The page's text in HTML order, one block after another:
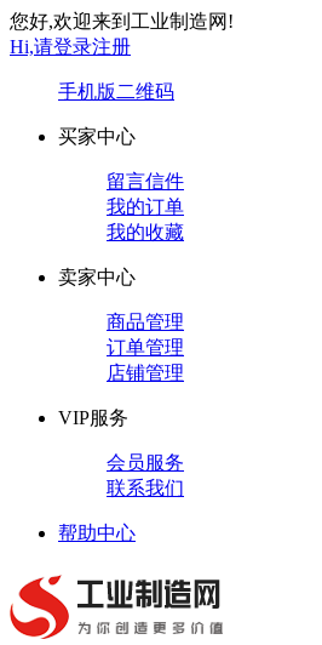
您好,欢迎来到工业制造网!
Hi,请登录注册
手机版 二维码
买家中心
留言信件
我的订单
我的收藏
卖家中心
商品管理
订单管理
店铺管理
VIP服务
会员服务
联系我们
帮助中心